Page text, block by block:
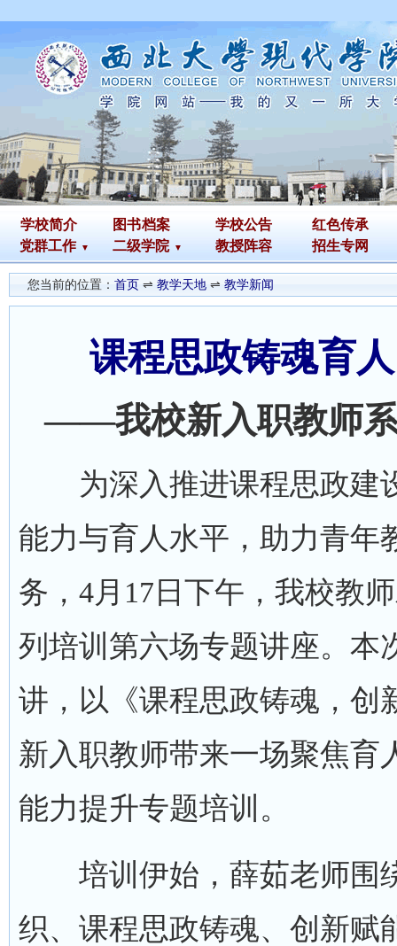
学校简介 图书档案 学校公告
红色传承
党群工作
二级学院 教授阵容 招生专网
您当前的位置： 首页 ⇌ 教学天地 ⇌ 教学新闻
课程思政铸魂育
——我校新入职教师
为深入推进课程思政建
能力与育人水平，助力青年
务，4月17日下午，我校教
列培训第六场专题讲座。本
讲，以《课程思政铸魂，创
新入职教师带来一场聚焦育
能力提升专题培训。
培训伊始，薛茹老师围
织、课程思政铸魂、创新赋